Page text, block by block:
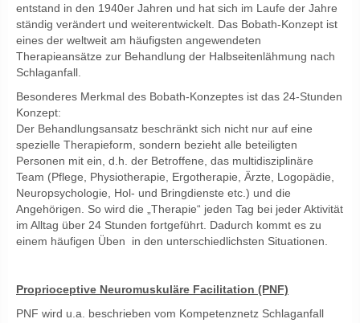
entstand in den 1940er Jahren und hat sich im Laufe der Jahre
ständig verändert und weiterentwickelt. Das Bobath-Konzept ist
eines der weltweit am häufigsten angewendeten
Therapieansätze zur Behandlung der Halbseitenlähmung nach
Schlaganfall.
Besonderes Merkmal des Bobath-Konzeptes ist das 24-Stunden
Konzept:
Der Behandlungsansatz beschränkt sich nicht nur auf eine
spezielle Therapieform, sondern bezieht alle beteiligten
Personen mit ein, d.h. der Betroffene, das multidisziplinäre
Team (Pflege, Physiotherapie, Ergotherapie, Ärzte, Logopädie,
Neuropsychologie, Hol- und Bringdienste etc.) und die
Angehörigen. So wird die „Therapie“ jeden Tag bei jeder Aktivität
im Alltag über 24 Stunden fortgeführt. Dadurch kommt es zu
einem häufigen Üben in den unterschiedlichsten Situationen.
Proprioceptive Neuromuskuläre Facilitation (PNF)
PNF wird u.a. beschrieben vom Kompetenznetz Schlaganfall